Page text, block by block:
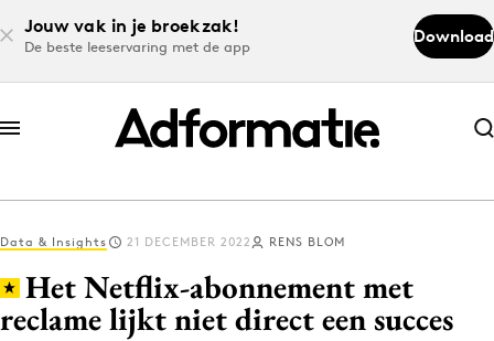
Jouw vak in je broekzak!
De beste leeservaring met de app
Download
Abonneer nu
Abonneer nu
Log in
Data & Insights 21 DECEMBER 2022 RENS BLOM
Het Netflix-abonnement met
reclame lijkt niet direct een succes